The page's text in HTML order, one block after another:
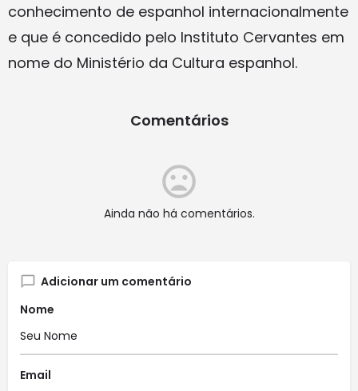
conhecimento de espanhol internacionalmente
e que é concedido pelo Instituto Cervantes em
nome do Ministério da Cultura espanhol.
Comentários
Ainda não há comentários.
Adicionar um comentário
Nome
Email